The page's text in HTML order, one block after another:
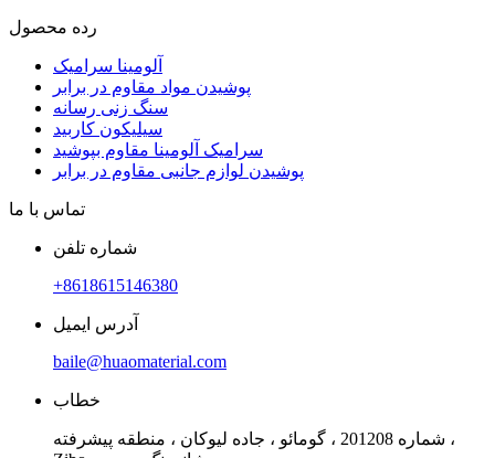
رده محصول
آلومینا سرامیک
پوشیدن مواد مقاوم در برابر
سنگ زنی رسانه
سیلیکون کاربید
سرامیک آلومینا مقاوم بپوشید
پوشیدن لوازم جانبی مقاوم در برابر
تماس با ما
شماره تلفن
+8618615146380
آدرس ایمیل
baile@huaomaterial.com
خطاب
شماره 201208 ، گومائو ، جاده لیوکان ، منطقه پیشرفته ،